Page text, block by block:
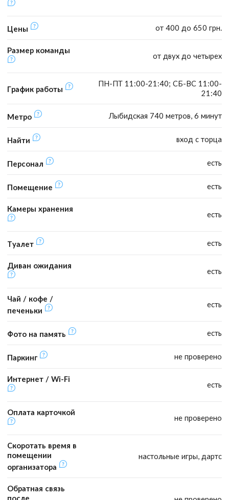
Цены от 400 до 650 грн.
Размер команды
от двух до четырех
График работы
ПН-ПТ 11:00-21:40; СБ-ВС 11:00-
21:40
Метро Лыбидская 740 метров, 6 минут
Найти вход с торца
Персонал есть
Помещение есть
Камеры хранения
есть
Туалет есть
Диван ожидания
есть
Чай / кофе /
печеньки
есть
Фото на память есть
Паркинг не проверено
Интернет / Wi-Fi
есть
Оплата карточкой
не проверено
Скоротать время в
помещении
организатора
настольные игры, дартс
Обратная связь